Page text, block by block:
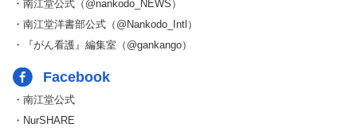
・南江堂公式（@nankodo_NEWS）
・南江堂洋書部公式（@Nankodo_Intl）
・『がん看護』編集室（@gankango）
Facebook
・南江堂公式
・NurSHARE